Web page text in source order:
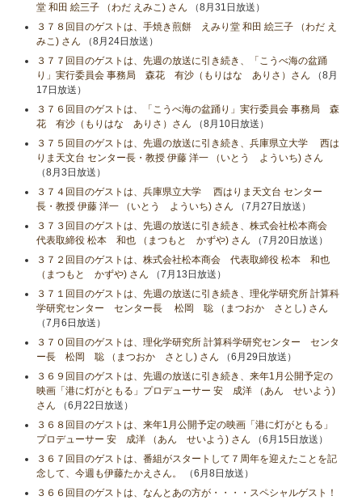
堂 和田 絵三子 （わだ えみこ) さん （8月31日放送）
３７８回目のゲストは、手焼き煎餅 えみり堂 和田 絵三子 （わだ え
みこ) さん （8月24日放送）
３７７回目のゲストは、先週の放送に引き続き、「こうべ海の盆踊
り」実行委員会 事務局 森花 有沙（もりはな ありさ）さん （8月
17日放送）
３７６回目のゲストは、「こうべ海の盆踊り」実行委員会 事務局 森
花 有沙（もりはな ありさ）さん （8月10日放送）
３７５回目のゲストは、先週の放送に引き続き、兵庫県立大学 西は
りま天文台 センター長・教授 伊藤 洋一 （いとう よういち) さん
（8月3日放送）
３７４回目のゲストは、兵庫県立大学 西はりま天文台 センター
長・教授 伊藤 洋一 （いとう よういち) さん （7月27日放送）
３７３回目のゲストは、先週の放送に引き続き、株式会社松本商会
代表取締役 松本 和也 （まつもと かずや) さん （7月20日放送）
３７２回目のゲストは、株式会社松本商会 代表取締役 松本 和也
（まつもと かずや) さん （7月13日放送）
３７１回目のゲストは、先週の放送に引き続き、理化学研究所 計算科
学研究センター センター長 松岡 聡 （まつおか さとし) さん
（7月6日放送）
３７０回目のゲストは、理化学研究所 計算科学研究センター センタ
ー長 松岡 聡 （まつおか さとし) さん （6月29日放送）
３６９回目のゲストは、先週の放送に引き続き、来年1月公開予定の
映画「港に灯がともる」プロデューサー 安 成洋 （あん せいよう)
さん （6月22日放送）
３６８回目のゲストは、来年1月公開予定の映画「港に灯がともる」
プロデューサー 安 成洋 （あん せいよう) さん （6月15日放送）
３６７回目のゲストは、番組がスタートして７周年を迎えたことを記
念して、今週も伊藤たかえさん。
（6月8日放送）
３６６回目のゲストは、なんとあの方が・・・・スペシャルゲスト！